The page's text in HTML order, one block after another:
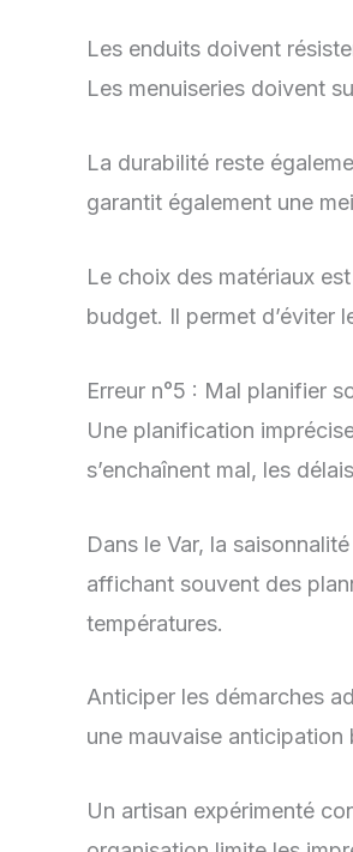
Les enduits doivent
Les menuiseries doivent
La durabilité reste
garantit également une
Le choix des matériaux
budget. Il permet d’éviter
Erreur n°5 : Mal planifier
Une planification
s’enchaînent mal, les
Dans le Var, la
affichant souvent des
températures.
Anticiper les démarches
une mauvaise anticipation
Un artisan expérimenté